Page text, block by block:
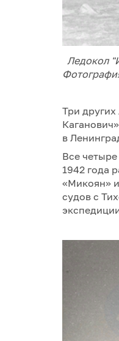
Ледокол
Три
в
Все
1942 года
«Микоян»
судов с